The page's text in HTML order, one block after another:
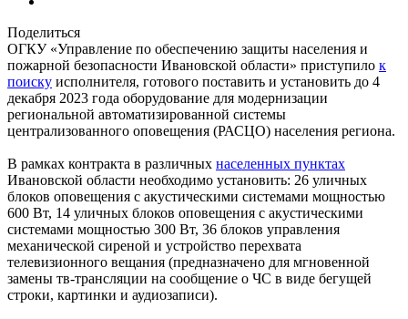
Поделиться
ОГКУ «Управление по обеспечению защиты населения и
пожарной безопасности Ивановской области» приступило к
поиску исполнителя, готового поставить и установить до 4
декабря 2023 года оборудование для модернизации
региональной автоматизированной системы
централизованного оповещения (РАСЦО) населения региона.
В рамках контракта в различных населенных пунктах
Ивановской области необходимо установить: 26 уличных
блоков оповещения с акустическими системами мощностью
600 Вт, 14 уличных блоков оповещения с акустическими
системами мощностью 300 Вт, 36 блоков управления
механической сиреной и устройство перехвата
телевизионного вещания (предназначено для мгновенной
замены тв-трансляции на сообщение о ЧС в виде бегущей
строки, картинки и аудиозаписи).